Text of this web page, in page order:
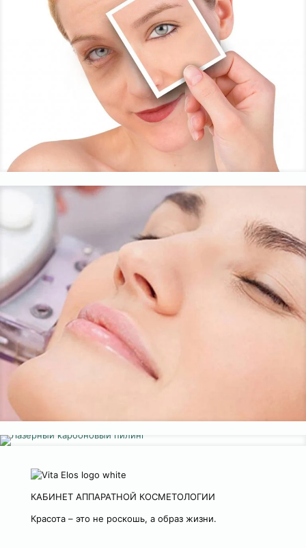
КАБИНЕТ АППАРАТНОЙ КОСМЕТОЛОГИИ
Красота – это не роскошь, а образ жизни.